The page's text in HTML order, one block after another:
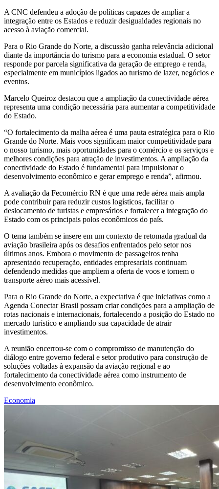
A CNC defendeu a adoção de políticas capazes de ampliar a
integração entre os Estados e reduzir desigualdades regionais no
acesso à aviação comercial.
Para o Rio Grande do Norte, a discussão ganha relevância adicional
diante da importância do turismo para a economia estadual. O setor
responde por parcela significativa da geração de emprego e renda,
especialmente em municípios ligados ao turismo de lazer, negócios e
eventos.
Marcelo Queiroz destacou que a ampliação da conectividade aérea
representa uma condição necessária para aumentar a competitividade
do Estado.
“O fortalecimento da malha aérea é uma pauta estratégica para o Rio
Grande do Norte. Mais voos significam maior competitividade para
o nosso turismo, mais oportunidades para o comércio e os serviços e
melhores condições para atração de investimentos. A ampliação da
conectividade do Estado é fundamental para impulsionar o
desenvolvimento econômico e gerar emprego e renda”, afirmou.
A avaliação da Fecomércio RN é que uma rede aérea mais ampla
pode contribuir para reduzir custos logísticos, facilitar o
deslocamento de turistas e empresários e fortalecer a integração do
Estado com os principais polos econômicos do país.
O tema também se insere em um contexto de retomada gradual da
aviação brasileira após os desafios enfrentados pelo setor nos
últimos anos. Embora o movimento de passageiros tenha
apresentado recuperação, entidades empresariais continuam
defendendo medidas que ampliem a oferta de voos e tornem o
transporte aéreo mais acessível.
Para o Rio Grande do Norte, a expectativa é que iniciativas como a
Agenda Conectar Brasil possam criar condições para a ampliação de
rotas nacionais e internacionais, fortalecendo a posição do Estado no
mercado turístico e ampliando sua capacidade de atrair
investimentos.
A reunião encerrou-se com o compromisso de manutenção do
diálogo entre governo federal e setor produtivo para construção de
soluções voltadas à expansão da aviação regional e ao
fortalecimento da conectividade aérea como instrumento de
desenvolvimento econômico.
Economia